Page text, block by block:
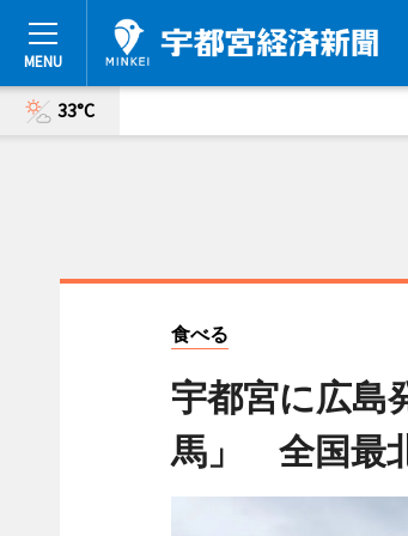
33°C
食べる
宇都宮に広島
馬」 全国最